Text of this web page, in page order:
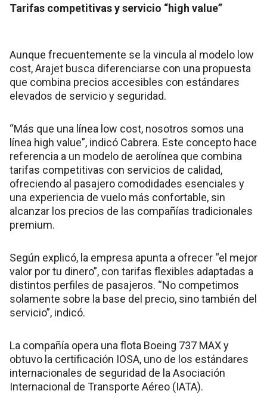
Tarifas competitivas y servicio “high value”
Aunque frecuentemente se la vincula al modelo low
cost, Arajet busca diferenciarse con una propuesta
que combina precios accesibles con estándares
elevados de servicio y seguridad.
“Más que una línea low cost, nosotros somos una
línea high value”, indicó Cabrera. Este concepto hace
referencia a un modelo de aerolínea que combina
tarifas competitivas con servicios de calidad,
ofreciendo al pasajero comodidades esenciales y
una experiencia de vuelo más confortable, sin
alcanzar los precios de las compañías tradicionales
premium.
Según explicó, la empresa apunta a ofrecer “el mejor
valor por tu dinero”, con tarifas flexibles adaptadas a
distintos perfiles de pasajeros. “No competimos
solamente sobre la base del precio, sino también del
servicio”, indicó.
La compañía opera una flota Boeing 737 MAX y
obtuvo la certificación IOSA, uno de los estándares
internacionales de seguridad de la Asociación
Internacional de Transporte Aéreo (IATA).